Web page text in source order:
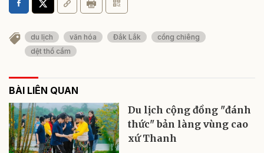
du lịch văn hóa Đắk Lắk
cồng chiêng
dệt thổ cẩm
BÀI LIÊN QUAN
Du lịch cộng đồng "đánh
thức" bản làng vùng cao
xứ Thanh